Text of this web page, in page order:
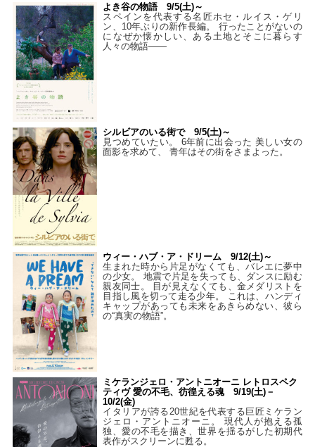
よき谷の物語 9/5(土)～
スペインを代表する名匠ホセ・ルイス・ゲリ
ン、10年ぶりの新作長編。 行ったことがないの
になぜか懐かしい、ある土地とそこに暮らす
人々の物語――
シルビアのいる街で 9/5(土)～
見つめていたい。 6年前に出会った 美しい女の
面影を求めて、 青年はその街をさまよった。
ウィー・ハブ・ア・ドリーム 9/12(土)～
生まれた時から片足がなくても、バレエに夢中
の少女。 地震で片足を失っても、ダンスに励む
親友同士。 目が見えなくても、金メダリストを
目指し風を切って走る少年。 これは、ハンディ
キャップがあっても未来をあきらめない、彼ら
の“真実の物語”。
ミケランジェロ・アントニオーニ レトロスペク
ティヴ 愛の不毛、彷徨える魂 9/19(土)－
10/2(金)
イタリアが誇る20世紀を代表する巨匠ミケラン
ジェロ・アントニオーニ。 現代人が抱える孤
独、愛の不毛を描き、世界を揺るがした初期代
表作がスクリーンに甦る。